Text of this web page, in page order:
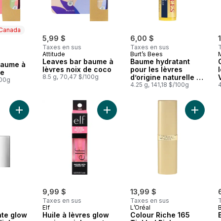
à
5,99 $
Taxes en sus
Attitude
Leaves bar baume à
lèvres noix de coco
8.5 g, 70,47 $/100g
6,00 $
Taxes en sus
Burt’s Bees
Baume hydratant
pour les lèvres
d’origine naturelle à
100 % à la gousse
4.25 g, 141,18 $/100g
glow
Ajouter Lèvre glissante glow reviver loveslick au panier
9,99 $
Taxes en sus
Elf
Huile à lèvres glow
Ajouter Huile à lèvres glow
13,99 $
Taxes en sus
L’Oréal
Colour Riche 165
Ajouter